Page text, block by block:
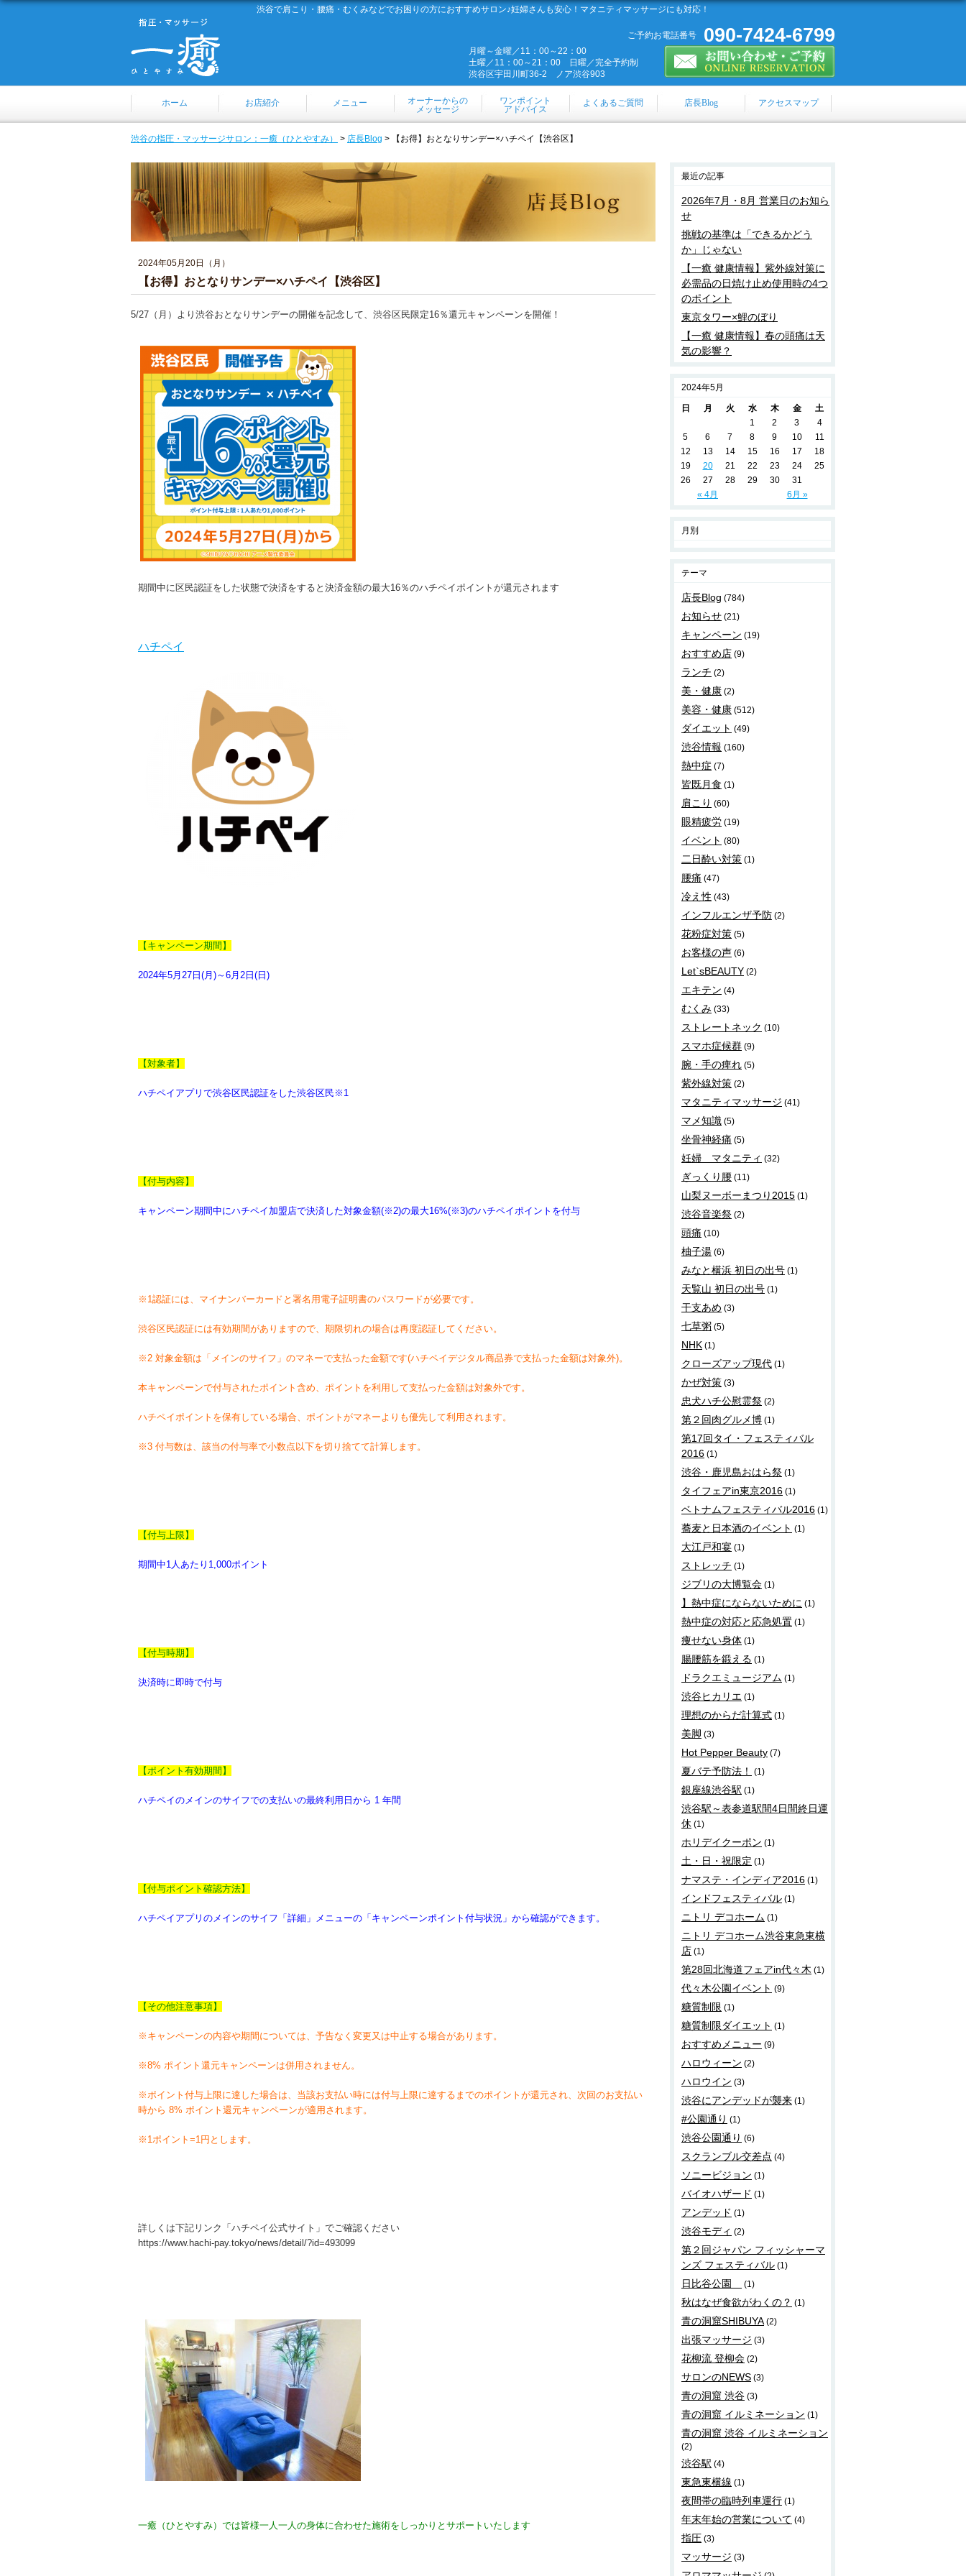
渋谷で肩こり・腰痛・むくみなどでお困りの方におすすめサロン♪妊婦さんも安心！マタニティマッサージにも対応！
090-7424-6799
ご予約お電話番号
月曜～金曜／11：00～22：00
土曜／11：00～21：00 日曜／完全予約制
渋谷区宇田川町36-2 ノア渋谷903
ホーム お店紹介 メニュー
オーナーからの
メッセージ
ワンポイント
アドバイス
よくあるご質問 店長Blog アクセスマップ
渋谷の指圧・マッサージサロン：一癒（ひとやすみ） > 店長Blog > 【お得】おとなりサンデー×ハチペイ【渋谷区】
2024年05月20日（月）
【お得】おとなりサンデー×ハチペイ【渋谷区】
5/27（月）より渋谷おとなりサンデーの開催を記念して、渋谷区民限定16％還元キャンペーンを開催！
期間中に区民認証をした状態で決済をすると決済金額の最大16％のハチペイポイントが還元されます
ハチペイ
【キャンペーン期間】
2024年5月27日(月)～6月2日(日)
【対象者】
ハチペイアプリで渋谷区民認証をした渋谷区民※1
【付与内容】
キャンペーン期間中にハチペイ加盟店で決済した対象金額(※2)の最大16%(※3)のハチペイポイントを付与
※1認証には、マイナンバーカードと署名用電子証明書のパスワードが必要です。
渋谷区民認証には有効期間がありますので、期限切れの場合は再度認証してください。
※2 対象金額は「メインのサイフ」のマネーで支払った金額です(ハチペイデジタル商品券で支払った金額は対象外)。
本キャンペーンで付与されたポイント含め、ポイントを利用して支払った金額は対象外です。
ハチペイポイントを保有している場合、ポイントがマネーよりも優先して利用されます。
※3 付与数は、該当の付与率で小数点以下を切り捨てて計算します。
【付与上限】
期間中1人あたり1,000ポイント
【付与時期】
決済時に即時で付与
【ポイント有効期間】
ハチペイのメインのサイフでの支払いの最終利用日から 1 年間
【付与ポイント確認方法】
ハチペイアプリのメインのサイフ「詳細」メニューの「キャンペーンポイント付与状況」から確認ができます。
【その他注意事項】
※キャンペーンの内容や期間については、予告なく変更又は中止する場合があります。
※8% ポイント還元キャンペーンは併用されません。
※ポイント付与上限に達した場合は、当該お支払い時には付与上限に達するまでのポイントが還元され、次回のお支払い
時から 8% ポイント還元キャンペーンが適用されます。
※1ポイント=1円とします。
詳しくは下記リンク「ハチペイ公式サイト」でご確認ください
https://www.hachi-pay.tokyo/news/detail/?id=493099
一癒（ひとやすみ）では皆様一人一人の身体に合わせた施術をしっかりとサポートいたします
最近の記事
2026年7月・8月 営業日のお知ら
せ
挑戦の基準は「できるかどう
か」じゃない
【一癒 健康情報】紫外線対策に
必需品の日焼け止め使用時の4つ
のポイント
東京タワー×鯉のぼり
【一癒 健康情報】春の頭痛は天
気の影響？
2024年5月
日 月 火 水 木 金 土
« 4月 6月 »
1 2 3
4
5
6 7 8 9 10
11
12
13 14 15 16 17
18
19
20 21 22 23 24
25
26
27 28 29 30 31
月別
テーマ
店長Blog (784)
お知らせ (21)
キャンペーン (19)
おすすめ店 (9)
ランチ (2)
美・健康 (2)
美容・健康 (512)
ダイエット (49)
渋谷情報 (160)
熱中症 (7)
皆既月食 (1)
肩こり (60)
眼精疲労 (19)
イベント (80)
二日酔い対策 (1)
腰痛 (47)
冷え性 (43)
インフルエンザ予防 (2)
花粉症対策 (5)
お客様の声 (6)
Let`sBEAUTY (2)
エキテン (4)
むくみ (33)
ストレートネック (10)
スマホ症候群 (9)
腕・手の痺れ (5)
紫外線対策 (2)
マタニティマッサージ (41)
マメ知識 (5)
坐骨神経痛 (5)
妊婦 マタニティ (32)
ぎっくり腰 (11)
山梨ヌーボーまつり2015 (1)
渋谷音楽祭 (2)
頭痛 (10)
柚子湯 (6)
みなと横浜 初日の出号 (1)
天覧山 初日の出号 (1)
干支あめ (3)
七草粥 (5)
NHK (1)
クローズアップ現代 (1)
かぜ対策 (3)
忠犬ハチ公慰霊祭 (2)
第２回肉グルメ博 (1)
第17回タイ・フェスティバル
2016 (1)
渋谷・鹿児島おはら祭 (1)
タイフェアin東京2016 (1)
ベトナムフェスティバル2016 (1)
蕎麦と日本酒のイベント (1)
大江戸和宴 (1)
ストレッチ (1)
ジブリの大博覧会 (1)
】熱中症にならないために (1)
熱中症の対応と応急処置 (1)
痩せない身体 (1)
腸腰筋を鍛える (1)
ドラクエミュージアム (1)
渋谷ヒカリエ (1)
理想のからだ計算式 (1)
美脚 (3)
Hot Pepper Beauty (7)
夏バテ予防法！ (1)
銀座線渋谷駅 (1)
渋谷駅～表参道駅間4日間終日運
休 (1)
ホリデイクーポン (1)
土・日・祝限定 (1)
ナマステ・インディア2016 (1)
インドフェスティバル (1)
ニトリ デコホーム (1)
ニトリ デコホーム渋谷東急東横
店 (1)
第28回北海道フェアin代々木 (1)
代々木公園イベント (9)
糖質制限 (1)
糖質制限ダイエット (1)
おすすめメニュー (9)
ハロウィーン (2)
ハロウイン (3)
渋谷にアンデッドが襲来 (1)
#公園通り (1)
渋谷公園通り (6)
スクランブル交差点 (4)
ソニービジョン (1)
バイオハザード (1)
アンデッド (1)
渋谷モディ (2)
第２回ジャパン フィッシャーマ
ンズ フェスティバル (1)
日比谷公園 (1)
秋はなぜ食欲がわくの？ (1)
青の洞窟SHIBUYA(2)
出張マッサージ (3)
花柳流 登柳会 (2)
サロンのNEWS (3)
青の洞窟 渋谷 (3)
青の洞窟 イルミネーション (1)
青の洞窟 渋谷 イルミネーション
(2)
渋谷駅 (4)
東急東横線 (1)
夜間帯の臨時列車運行 (1)
年末年始の営業について (4)
指圧 (3)
マッサージ (3)